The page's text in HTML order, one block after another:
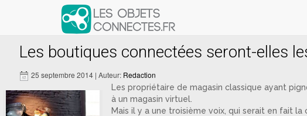
Articles avec le tag ‘magasin virtuel’
Les boutiques connectées seront-elles
25 septembre 2014 | Auteur: Redaction
Les propriétaire de magasin classique ayant
à un magasin virtuel.
Mais il y a une troisième voix, qui serait en fait